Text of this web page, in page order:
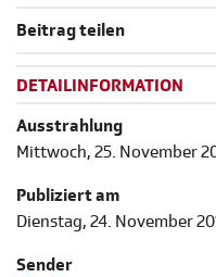
Beitrag teilen
DETAILINFORMATION
Ausstrahlung
Mittwoch, 25. November
Publiziert am
Dienstag, 24. November
Sender